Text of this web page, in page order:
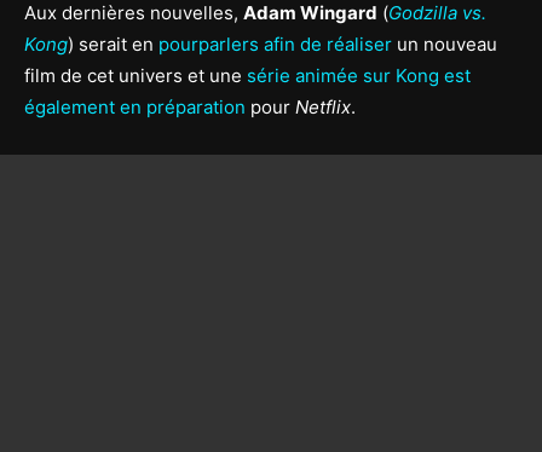
Aux dernières nouvelles, Adam Wingard (Godzilla vs.
Kong) serait en pourparlers afin de réaliser un nouveau
film de cet univers et une série animée sur Kong est
également en préparation pour Netflix.